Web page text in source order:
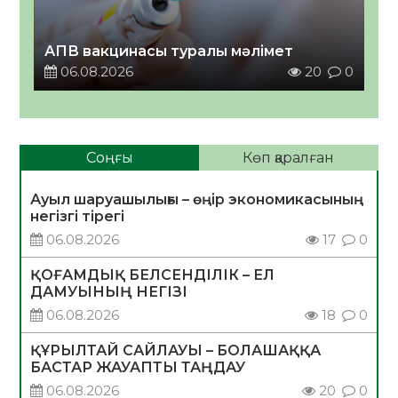
АПВ вакцинасы туралы мәлімет
06.08.2026
20 0
Соңғы Көп қаралған
Ауыл шаруашылығы – өңір экономикасының
негізгі тірегі
06.08.2026
17 0
ҚОҒАМДЫҚ БЕЛСЕНДІЛІК – ЕЛ
ДАМУЫНЫҢ НЕГІЗІ
06.08.2026
18 0
ҚҰРЫЛТАЙ САЙЛАУЫ – БОЛАШАҚҚА
БАСТАР ЖАУАПТЫ ТАҢДАУ
06.08.2026
20 0